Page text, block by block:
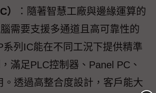
）
：隨著智慧工廠與邊緣運算的
需要支援多通道且高可靠性的
系列IC能在不同工況下提供精準
滿足PLC控制器、Panel PC、
。透過高整合度設計，客戶能大